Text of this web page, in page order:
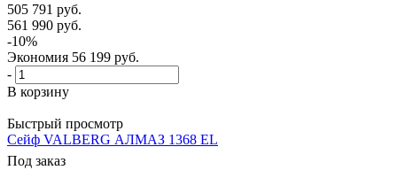
505 791 руб.
561 990 руб.
-10%
Экономия 56 199 руб.
-
В корзину
Быстрый просмотр
Сейф VALBERG АЛМАЗ 1368 EL
Под заказ